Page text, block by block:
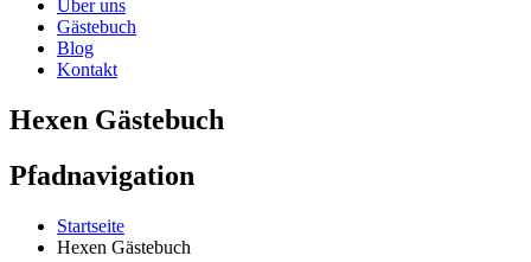
Über uns
Gästebuch
Blog
Kontakt
Hexen Gästebuch
Pfadnavigation
Startseite
Hexen Gästebuch